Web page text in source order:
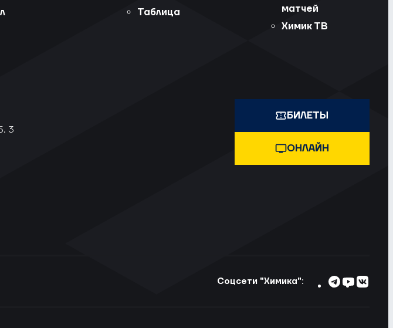
Таблица
матчей
Химик ТВ
3
БИЛЕТЫ
ОНЛАЙН
Соцсети "Химика":